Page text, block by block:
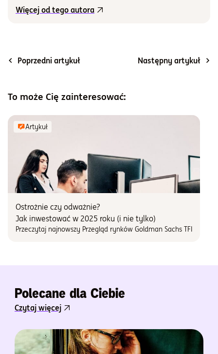
Więcej od tego autora
Poprzedni artykuł Następny artykuł
To może Cię zainteresować:
Artykuł
Ostrożnie czy odważnie?
Jak inwestować w 2025 roku (i nie tylko)
Przeczytaj najnowszy Przegląd rynków Goldman Sachs TFI
Polecane dla Ciebie
Czytaj więcej